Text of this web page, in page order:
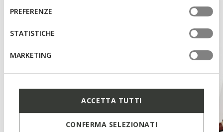
informazioni o per modificare in qualsiasi momento le
tue impostazioni, visita la nostra
consenso
PREFERENZE
STATISTICHE
MARKETING
ACCETTA TUTTI
CONFERMA SELEZIONATI